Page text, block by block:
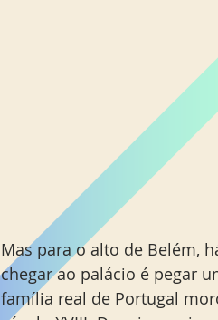
Mas para o alto de Belém,
chegar ao palácio é pegar
família real de Portugal